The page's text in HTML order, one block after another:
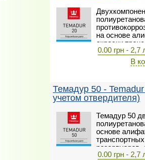
на основе
окраски
0.00 грн - 2,7
В
Темадур 50 -
учетом отвердителя)
Темадур 50
основе
резервуаров,
стальных
0.00 грн - 2,7